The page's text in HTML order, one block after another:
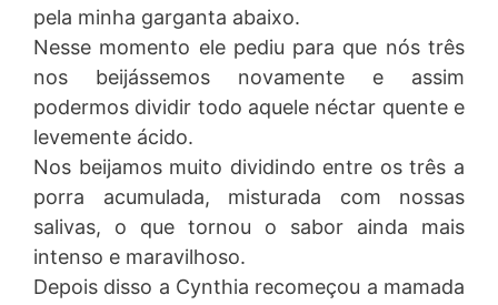
pela minha garganta abaixo.
Nesse momento ele pediu para que nós três
nos beijássemos novamente e assim
podermos dividir todo aquele néctar quente e
levemente ácido.
Nos beijamos muito dividindo entre os três a
porra acumulada, misturada com nossas
salivas, o que tornou o sabor ainda mais
intenso e maravilhoso.
Depois disso a Cynthia recomeçou a mamada